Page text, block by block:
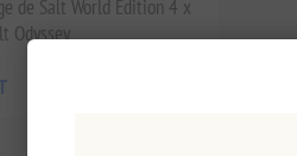
de Salt World Edition 4 x
Odyssey